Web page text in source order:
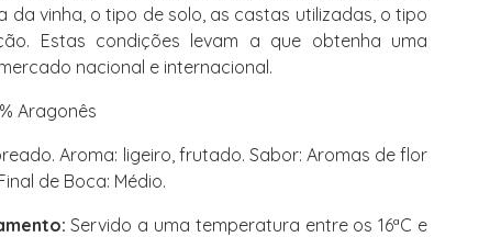
vinha, o tipo de solo, as castas utilizadas, o tipo
Estas condições levam a que obtenha uma
nacional e internacional.
Aragonês
Aroma: ligeiro, frutado. Sabor: Aromas de flor
de Boca: Médio.
Servido a uma temperatura entre os 16ªC e